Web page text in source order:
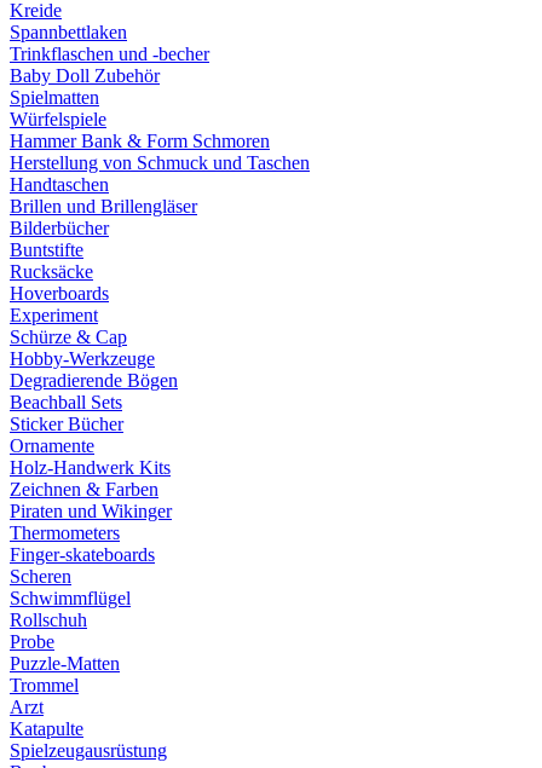
Kreide
Spannbettlaken
Trinkflaschen und -becher
Baby Doll Zubehör
Spielmatten
Würfelspiele
Hammer Bank & Form Schmoren
Herstellung von Schmuck und Taschen
Handtaschen
Brillen und Brillengläser
Bilderbücher
Buntstifte
Rucksäcke
Hoverboards
Experiment
Schürze & Cap
Hobby-Werkzeuge
Degradierende Bögen
Beachball Sets
Sticker Bücher
Ornamente
Holz-Handwerk Kits
Zeichnen & Farben
Piraten und Wikinger
Thermometers
Finger-skateboards
Scheren
Schwimmflügel
Rollschuh
Probe
Puzzle-Matten
Trommel
Arzt
Katapulte
Spielzeugausrüstung